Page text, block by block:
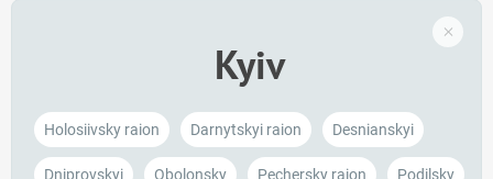
Kyiv
Holosiivsky raion Darnytskyi raion Desnianskyi
Dniprovskyi Obolonsky Pechersky raion Podilsky